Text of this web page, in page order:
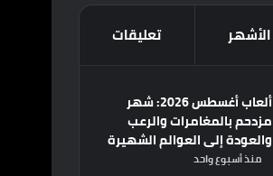
الأشهر تعليقات
ألعاب أغسطس 2026: شهر
مزدحم بالمغامرات والرعب
والعودة إلى العوالم الشهيرة
منذ أسبوع واحد